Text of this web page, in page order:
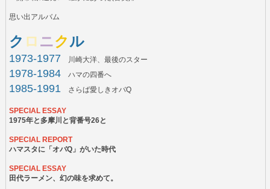
思い出アルバム
ク ロ ニクル
1973-1977 川崎大洋、最後のスター
1978-1984ハマの四番へ
1985-1991さらば愛しきオバQ
SPECIAL ESSAY
1975年と多摩川と背番号26と
SPECIAL REPORT
ハマスタに「オバQ」がいた時代
SPECIAL ESSAY
田代ラーメン、幻の味を求めて。